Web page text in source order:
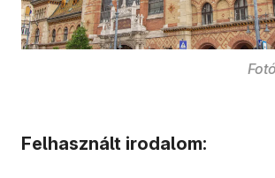
Felhasznált irodalom: